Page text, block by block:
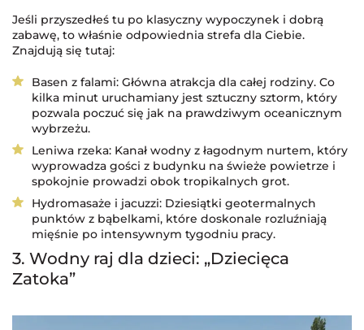
Jeśli przyszedłeś tu po klasyczny wypoczynek i dobrą
zabawę, to właśnie odpowiednia strefa dla Ciebie.
Znajdują się tutaj:
Basen z falami: Główna atrakcja dla całej rodziny. Co
kilka minut uruchamiany jest sztuczny sztorm, który
pozwala poczuć się jak na prawdziwym oceanicznym
wybrzeżu.
Leniwa rzeka: Kanał wodny z łagodnym nurtem, który
wyprowadza gości z budynku na świeże powietrze i
spokojnie prowadzi obok tropikalnych grot.
Hydromasaże i jacuzzi: Dziesiątki geotermalnych
punktów z bąbelkami, które doskonale rozluźniają
mięśnie po intensywnym tygodniu pracy.
3. Wodny raj dla dzieci: „Dziecięca
Zatoka”